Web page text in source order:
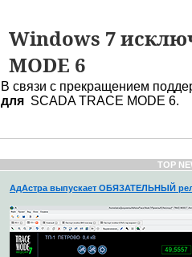
Windows 7
MODE 6
В связи с прекращением
для SCADA TRACE MODE 6.
TOP
АдАстра выпускает ОБЯЗАТЕЛЬНЫЙ